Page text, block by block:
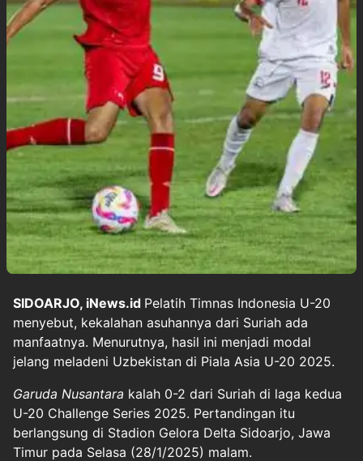
SIDOARJO, iNews.id Pelatih Timnas Indonesia U-20
menyebut, kekalahan asuhannya dari Suriah ada
manfaatnya. Menurutnya, hasil ini menjadi modal
jelang meladeni Uzbekistan di Piala Asia U-20 2025.
Garuda Nusantara kalah 0-2 dari Suriah di laga kedua
U-20 Challenge Series 2025. Pertandingan itu
berlangsung di Stadion Gelora Delta Sidoarjo, Jawa
Timur pada Selasa (28/1/2025) malam.